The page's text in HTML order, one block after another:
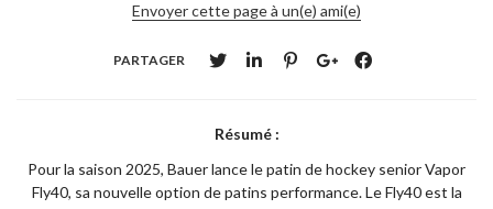
Envoyer cette page à un(e) ami(e)
PARTAGER
Résumé :
Pour la saison 2025, Bauer lance le patin de hockey senior Vapor
Fly40, sa nouvelle option de patins performance. Le Fly40 est la